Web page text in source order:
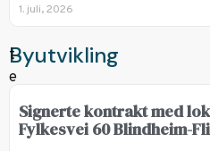
1. juli, 2026
Byutvikling
Signerte kontrakt med
Fylkesvei 60 Blindheim-